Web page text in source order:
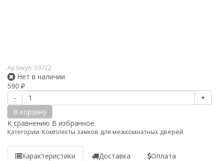
Артикул: 59722
Нет в наличии
590 ₽
-
+
В корзину
К сравнению В избранное
Категории: Комплекты замков для межкомнатных дверей
Характеристики Доставка Оплата